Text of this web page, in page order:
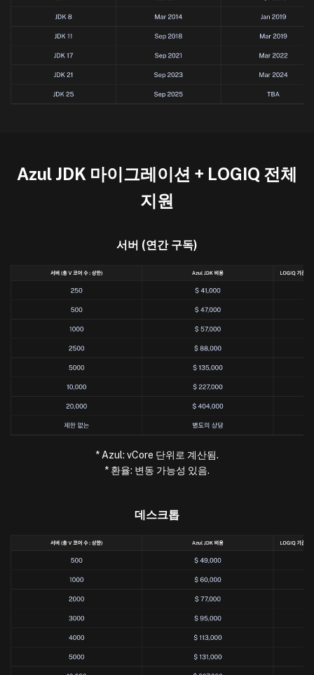
Azul JDK 마이그레이션 + LOGIQ 전체
지원
서버 (연간 구독)
* Azul: vCore 단위로 계산됨.
* 환율: 변동 가능성 있음.
데스크톱